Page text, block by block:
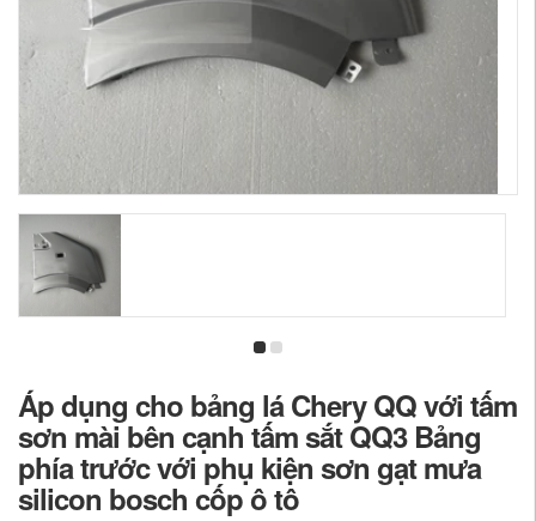
Áp dụng cho bảng lá Chery QQ với tấm
sơn mài bên cạnh tấm sắt QQ3 Bảng
phía trước với phụ kiện sơn gạt mưa
silicon bosch cốp ô tô